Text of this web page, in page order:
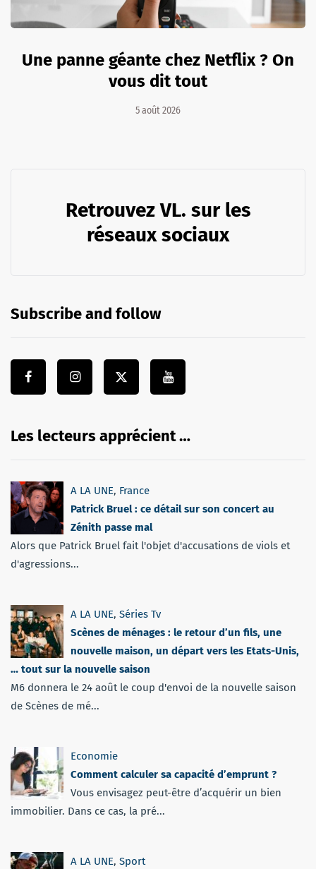
Une panne géante chez Netflix ? On
vous dit tout
5 août 2026
Retrouvez VL. sur les
réseaux sociaux
Subscribe and follow
Les lecteurs apprécient …
A LA UNE, France
Patrick Bruel : ce détail sur son concert au
Zénith passe mal
Alors que Patrick Bruel fait l'objet d'accusations de viols et
d'agressions...
A LA UNE, Séries Tv
Scènes de ménages : le retour d’un fils, une
nouvelle maison, un départ vers les Etats-Unis,
… tout sur la nouvelle saison
M6 donnera le 24 août le coup d'envoi de la nouvelle saison
de Scènes de mé...
Economie
Comment calculer sa capacité d’emprunt ?
Vous envisagez peut-être d’acquérir un bien
immobilier. Dans ce cas, la pré...
A LA UNE, Sport